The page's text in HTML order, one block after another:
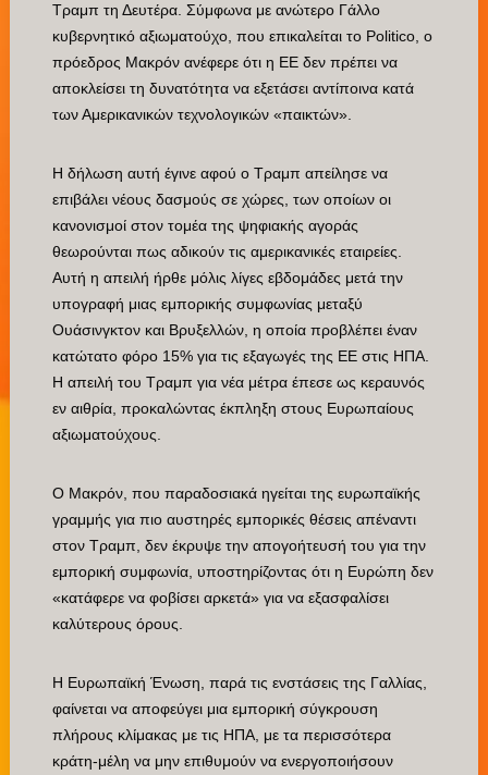
Τραμπ τη Δευτέρα. Σύμφωνα με ανώτερο Γάλλο
κυβερνητικό αξιωματούχο, που επικαλείται το Politico, ο
πρόεδρος Μακρόν ανέφερε ότι η ΕΕ δεν πρέπει να
αποκλείσει τη δυνατότητα να εξετάσει αντίποινα κατά
των Αμερικανικών τεχνολογικών «παικτών».
Η δήλωση αυτή έγινε αφού ο Τραμπ απείλησε να
επιβάλει νέους δασμούς σε χώρες, των οποίων οι
κανονισμοί στον τομέα της ψηφιακής αγοράς
θεωρούνται πως αδικούν τις αμερικανικές εταιρείες.
Αυτή η απειλή ήρθε μόλις λίγες εβδομάδες μετά την
υπογραφή μιας εμπορικής συμφωνίας μεταξύ
Ουάσινγκτον και Βρυξελλών, η οποία προβλέπει έναν
κατώτατο φόρο 15% για τις εξαγωγές της ΕΕ στις ΗΠΑ.
Η απειλή του Τραμπ για νέα μέτρα έπεσε ως κεραυνός
εν αιθρία, προκαλώντας έκπληξη στους Ευρωπαίους
αξιωματούχους.
Ο Μακρόν, που παραδοσιακά ηγείται της ευρωπαϊκής
γραμμής για πιο αυστηρές εμπορικές θέσεις απέναντι
στον Τραμπ, δεν έκρυψε την απογοήτευσή του για την
εμπορική συμφωνία, υποστηρίζοντας ότι η Ευρώπη δεν
«κατάφερε να φοβίσει αρκετά» για να εξασφαλίσει
καλύτερους όρους.
Η Ευρωπαϊκή Ένωση, παρά τις ενστάσεις της Γαλλίας,
φαίνεται να αποφεύγει μια εμπορική σύγκρουση
πλήρους κλίμακας με τις ΗΠΑ, με τα περισσότερα
κράτη-μέλη να μην επιθυμούν να ενεργοποιήσουν